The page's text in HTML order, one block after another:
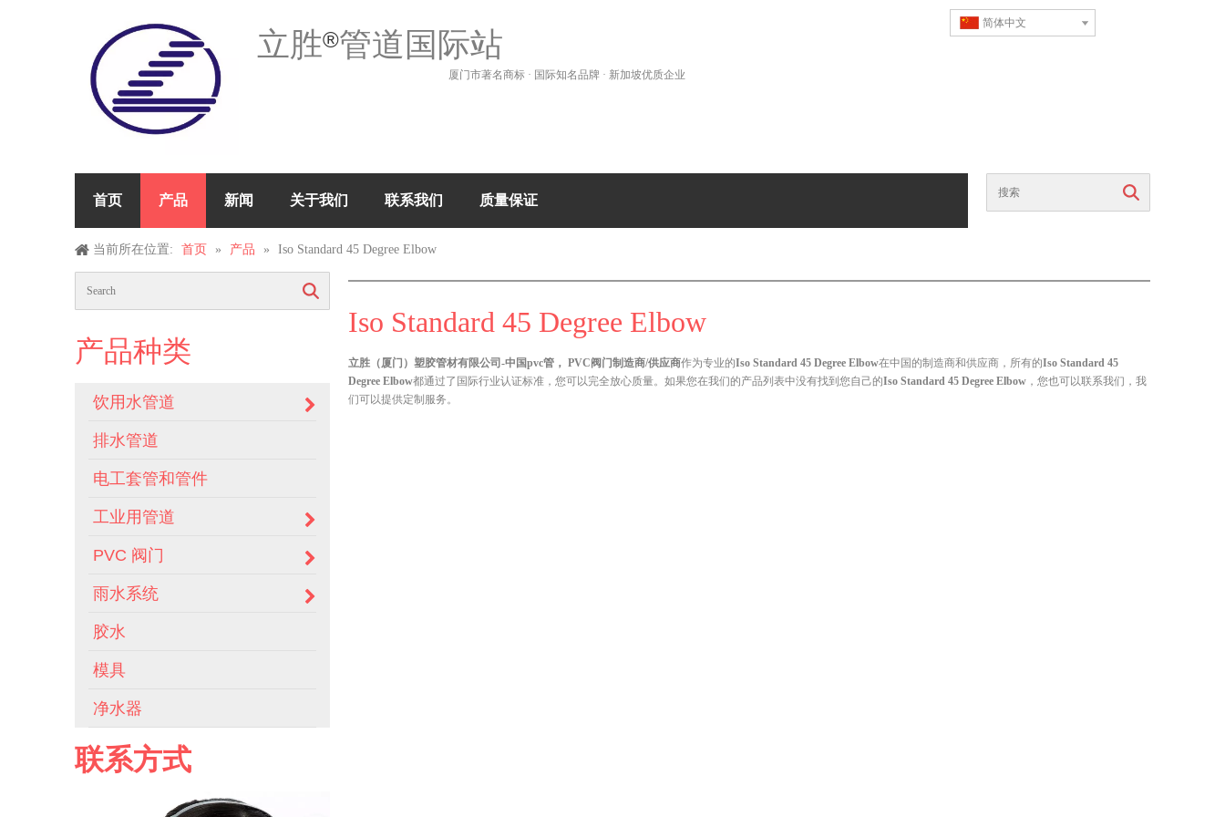
立胜®管道国际站
厦门市著名商标 · 国际知名品牌 · 新加坡优质企业
简体中文
首页 产品 新闻 关于我们 联系我们 质量保证
当前所在位置: 首页 » 产品 » Iso Standard 45 Degree Elbow
产品种类
饮用水管道
排水管道
电工套管和管件
工业用管道
PVC 阀门
雨水系统
胶水
模具
净水器
联系方式
Iso Standard 45 Degree Elbow
立胜（厦门）塑胶管材有限公司-中国pvc管， PVC阀门制造商/供应商作为专业的Iso Standard 45 Degree Elbow在中国的制造商和供应商，所有的Iso Standard 45
Degree Elbow都通过了国际行业认证标准，您可以完全放心质量。如果您在我们的产品列表中没有找到您自己的Iso Standard 45 Degree Elbow ，您也可以联系我们，我
们可以提供定制服务。